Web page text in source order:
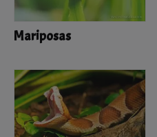
Mariposas